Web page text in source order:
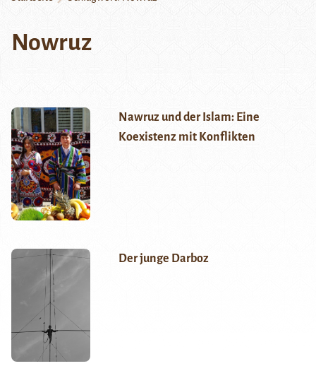
Nowruz
Nawruz und der Islam: Eine
Koexistenz mit Konflikten
Der junge Darboz